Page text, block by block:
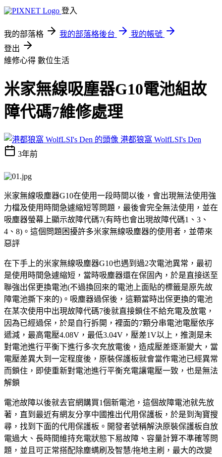
登入
我的部落格 我的部落格後台
我的帳號
登出
維修心得 數位生活
米家無線吸塵器G10電池組故
障代碼7維修處理
港都狼窩 WolfLSI's Den
3年前
米家無線吸塵器G10在使用一段時間以後，會出現無法使用強
力檔及使用時間急遽縮短等問題，最後會完全無法使用，並在
吸塵器螢幕上顯示故障代碼7(有時也會出現故障代碼1、3、
4、8)。這個問題困擾許多米家無線吸塵器的使用者，並帶來
惡評
在下手上的米家無線吸塵器G10也遇到過2次電池異常，最初
是使用時間急遽縮短，當時吸塵器還在保固內，於是直接送至
聯強出保更換電池(不過換回來的電池上面貼的標籤是原先故
障電池撕下來的)。吸塵器過保後，這顆當時出保更換的電池
在某次使用中出現故障代碼7後就直接鎖住不給充電及放電，
因為已經過保，於是自行拆開，裡面的7顆分串電池電壓依序
遞減，最高電壓4.08V，最低3.04V，壓差1V以上，推測是未
對電池進行平衡下進行多次充放電後，造成壓差逐漸變大，當
電壓差異大到一定程度後，原裝保護板就會當作電池已經異常
而鎖住，即使重新對電池進行平衡充電讓電壓一致，也是無法
解鎖
電池故障以後就去官網購買1個新電池，這個故障電池就先放
著，直到最近有網友分享中國推出代用保護板，於是到淘寶搜
尋，找到下面的代用保護板。開發者號稱解決原裝保護板自放
電過大、長時間維持充電狀態下易故障、容量計算不準確等問
題，並且可正常搭配除塵螨刷及智慧/拖地主刷，最大的改變